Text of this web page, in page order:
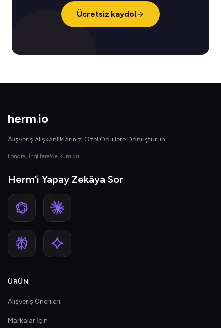
Ücretsiz kaydol
herm.io
Alışveriş Alışkanlıklarınızı Özel Ödüllere Dönüştürün
Londra, İngiltere'de kuruldu
Herm'i Yapay Zekâya Sor
ÜRÜN
Alışveriş Önerileri
Markalar İçin